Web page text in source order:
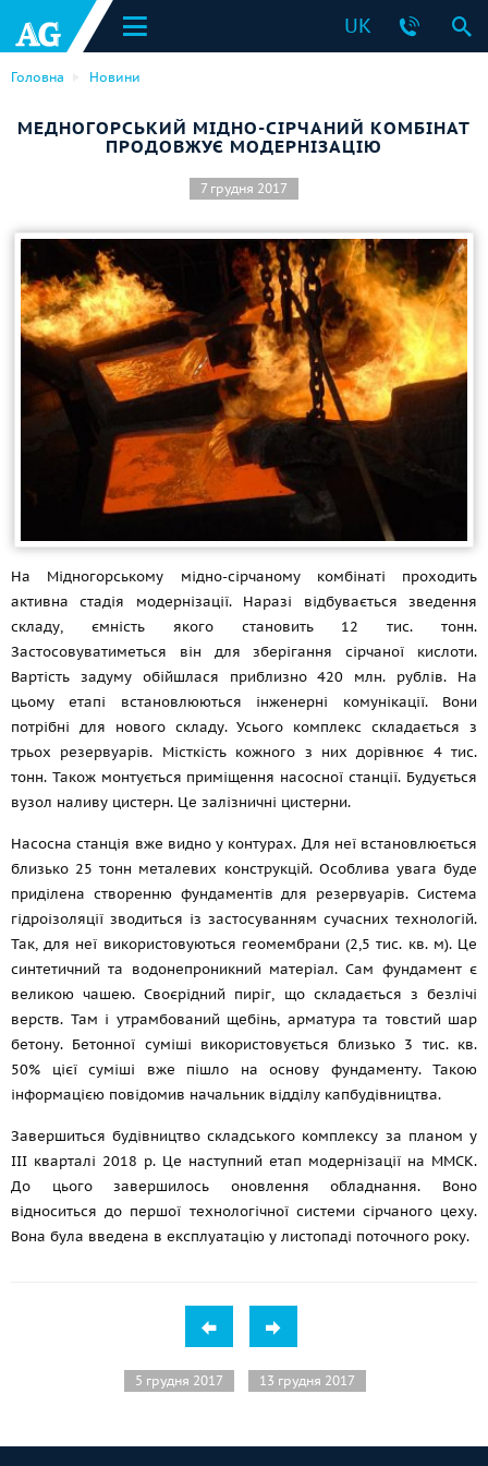
UK
Головна Новини
МЕДНОГОРСЬКИЙ МІДНО-СІРЧАНИЙ КОМБІНАТ
ПРОДОВЖУЄ МОДЕРНІЗАЦІЮ
7 грудня 2017
На Мідногорському мідно-сірчаному комбінаті проходить
активна стадія модернізації. Наразі відбувається зведення
складу, ємність якого становить 12 тис. тонн.
Застосовуватиметься він для зберігання сірчаної кислоти.
Вартість задуму обійшлася приблизно 420 млн. рублів. На
цьому етапі встановлюються інженерні комунікації. Вони
потрібні для нового складу. Усього комплекс складається з
трьох резервуарів. Місткість кожного з них дорівнює 4 тис.
тонн. Також монтується приміщення насосної станції. Будується
вузол наливу цистерн. Це залізничні цистерни.
Насосна станція вже видно у контурах. Для неї встановлюється
близько 25 тонн металевих конструкцій. Особлива увага буде
приділена створенню фундаментів для резервуарів. Система
гідроізоляції зводиться із застосуванням сучасних технологій.
Так, для неї використовуються геомембрани (2,5 тис. кв. м). Це
синтетичний та водонепроникний матеріал. Сам фундамент є
великою чашею. Своєрідний пиріг, що складається з безлічі
верств. Там і утрамбований щебінь, арматура та товстий шар
бетону. Бетонної суміші використовується близько 3 тис. кв.
50% цієї суміші вже пішло на основу фундаменту. Такою
інформацією повідомив начальник відділу капбудівництва.
Завершиться будівництво складського комплексу за планом у
ІІІ кварталі 2018 р. Це наступний етап модернізації на ММСК.
До цього завершилось оновлення обладнання. Воно
відноситься до першої технологічної системи сірчаного цеху.
Вона була введена в експлуатацію у листопаді поточного року.
5 грудня 2017 13 грудня 2017